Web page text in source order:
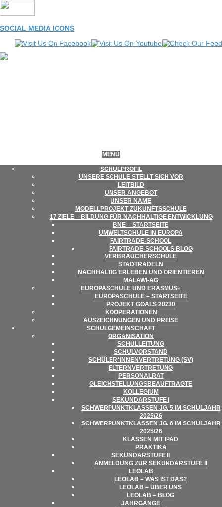
Skip
to
SOCIAL MEDIA ICONS
LEONORE-
GOLDSCHMIDT-
SCHULE
Menu
MENU
SCHUL­PRO­FIL
UNSERE SCHULE STELLT SICH VOR
LEIT­BILD
UNSER ANGE­BOT
UNSER NAME
MODELL­PRO­JEKT ZUKUNFTSSCHULE
17 ZIELE – BIL­DUNG FÜR NACH­HAL­TIGE ENTWICKLUNG
BNE – STARTSEITE
UMWELT­SCHULE IN EUROPA
FAIR­­TRADE-SCHOOL
FAIR­TRADE-SCHOOLS BLOG
VER­BRAU­CHER­SCHULE
STADT­RA­DELN
NACH­HAL­TIG ERLE­BEN UND ORIENTIEREN
MALAWI-AG
EURO­PA­SCHULE UND ERASMUS+
EURO­PA­SCHULE – STARTSEITE
PRO­JEKT GOALS 20230
KOOPE­RA­TIO­NEN
AUS­ZEICH­NUN­GEN UND PREISE
SCHUL­GE­MEIN­SCHAFT
ORGA­NI­SA­TION
SCHUL­LEI­TUNG
SCHUL­VOR­STAND
SCHÜLER*INNENVERTRETUNG (SV)
ELTERN­VER­TRE­TUNG
PER­SO­NAL­RAT
GLEICH­STEL­LUNGS­BE­AUF­TRAGTE
KOL­LE­GIUM
SEKUN­DAR­STUFE I
SCHWER­PUNKT­KLAS­SEN JG. 5 IM SCHUL­JAHR
2025/​​26
SCHWER­PUNKT­KLAS­SEN JG. 6 IM SCHUL­JAHR
2025/​​26
KLAS­SEN MIT IPAD
PRAK­TIKA
SEKUN­DAR­STUFE II
ANMEL­DUNG ZUR SEKUN­DAR­STUFE II
LEO­LAB
LEO­LAB – WAS IST DAS?
LEO­LAB – ÜBER UNS
LEO­LAB – BLOG
JAHR­GÄNGE